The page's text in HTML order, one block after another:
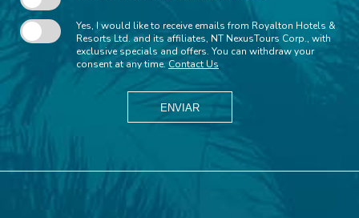
Yes, I would like to receive emails from Royalton Hotels &
Resorts Ltd. and its affiliates, NT NexusTours Corp., with
exclusive specials and offers. You can withdraw your
consent at any time.Contact Us
ENVIAR